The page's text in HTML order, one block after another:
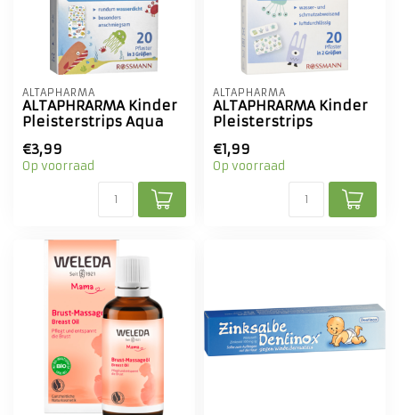
ALTAPHARMA
ALTAPHRARMA Kinder
Pleisterstrips Aqua
€3,99
Op voorraad
ALTAPHARMA
ALTAPHRARMA Kinder
Pleisterstrips
€1,99
Op voorraad